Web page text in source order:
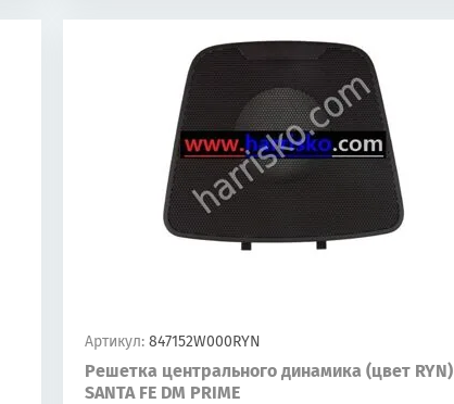
Артикул: 847152W000RYN
Решетка центрального динамика (цвет RYN)
SANTA FE DM PRIME